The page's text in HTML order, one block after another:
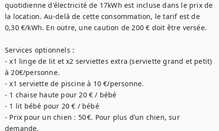
quotidienne d'électricité de 17kWh est incluse dans le prix de
la location. Au-delà de cette consommation, le tarif est de
0,30 €/kWh. En outre, une caution de 200 € doit être versée.
Services optionnels :
- x1 linge de lit et x2 serviettes extra (serviette grand et petit)
à 20€/personne.
- x1 serviette de piscine à 10 €/personne.
- 1 chaise haute pour 20 € / bébé
- 1 lit bébé pour 20 € / bébé
- Prix pour un chien : 50 €. Pour plus d’un chien, sur
demande.